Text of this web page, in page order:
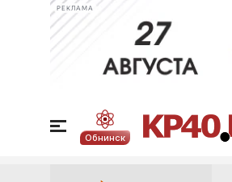
РЕКЛАМА
Обнинск